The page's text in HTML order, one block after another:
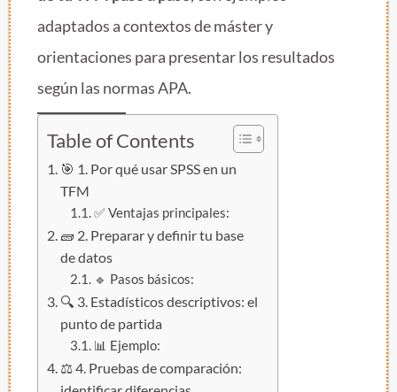
adaptados a contextos de máster y
orientaciones para presentar los resultados
según las normas APA.
Table of Contents
🎯 1. Por qué usar SPSS en un
TFM
✅ Ventajas principales:
🧱 2. Preparar y definir tu base
de datos
🔹 Pasos básicos:
🔍 3. Estadísticos descriptivos: el
punto de partida
📊 Ejemplo:
⚖️ 4. Pruebas de comparación: